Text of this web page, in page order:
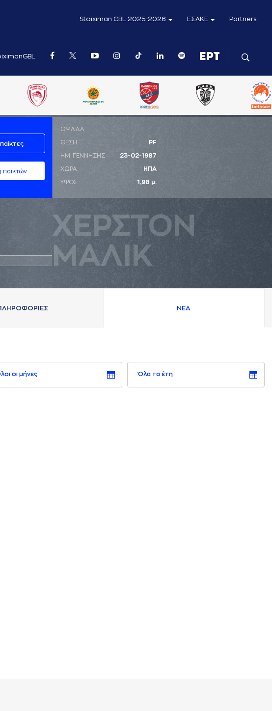
Stoiximan GBL 2025-2026 ΕΣΑΚΕ Partners
παικτών
ΧΕΡΣΤΟΝ
ΜAΛΙΚ
ΟΜΑΔΑ
ΘΕΣΗ PF
ΗΜ. ΓΕΝΝΗΣΗΣ 23-02-1987
ΧΩΡΑ ΗΠΑ
ΥΨΟΣ 1,98 μ.
ΝΕA
οι μήνες Όλα τα έτη